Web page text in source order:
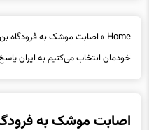
Home
»اصابت موشک به فرودگاه